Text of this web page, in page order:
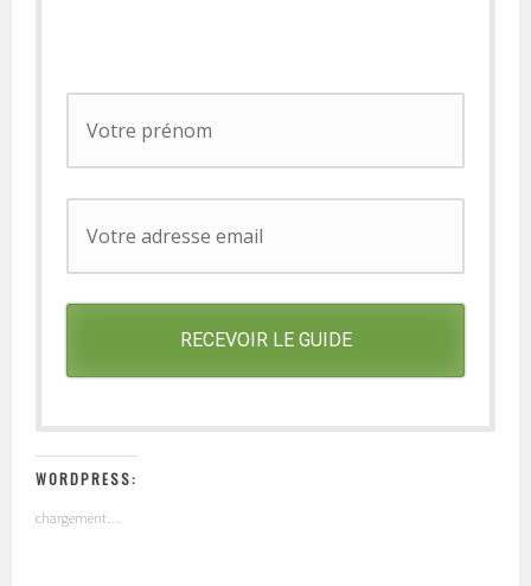
RECEVOIR LE GUIDE
WORDPRESS:
chargement…